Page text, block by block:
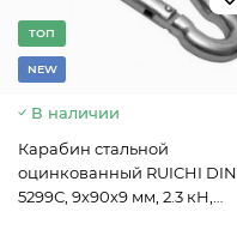
TОП
NEW
В наличии
Карабин стальной
оцинкованный RUICHI DIN
5299С, 9х90х9 мм, 2.3 кН,